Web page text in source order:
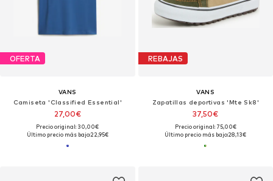
OFERTA
VANS
Camiseta 'Classified Essential'
27,00€
Precio original: 30,00€
Último precio más bajo:22,95€
REBAJAS
VANS
Zapatillas deportivas 'Mte Sk8'
37,50€
Precio original: 75,00€
Último precio más bajo:28,13€